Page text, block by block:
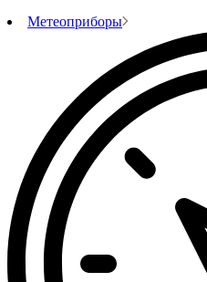
Метеоприборы